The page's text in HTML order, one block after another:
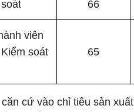
66
viên
soát
65
cứ vào chỉ tiêu sản